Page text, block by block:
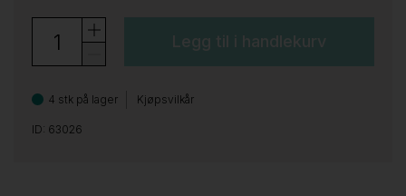
Legg til i handlekurv
4 stk på lager Kjøpsvilkår
ID: 63026